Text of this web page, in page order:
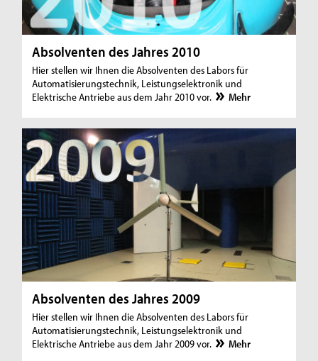
Absolventen des Jahres 2010
Hier stellen wir Ihnen die Absolventen des Labors für
Automatisierungstechnik, Leistungselektronik und
Elektrische Antriebe aus dem Jahr 2010 vor.
Mehr
Absolventen des Jahres 2009
Hier stellen wir Ihnen die Absolventen des Labors für
Automatisierungstechnik, Leistungselektronik und
Elektrische Antriebe aus dem Jahr 2009 vor.
Mehr